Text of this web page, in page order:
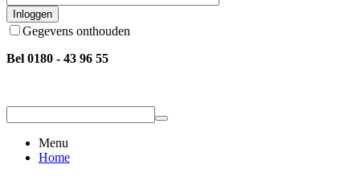
Inloggen
Gegevens onthouden
Bel 0180 - 43 96 55
Menu
Home